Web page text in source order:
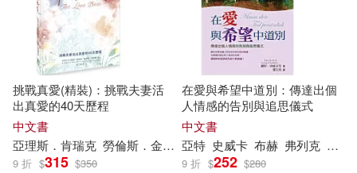
挑戰真愛(精裝)：挑戰夫妻活
出真愛的40天歷程
中文書
亞理斯．肯瑞克 勞倫斯．金普羅 史蒂文．肯 瑞克 薛立璇
9 折 $315 $350
在愛與希望中道別：傳達出個
人情感的告別與追思儀式
中文書
亞特 史威卡 布赫 弗列克 弗烈
9 折 $252 $280